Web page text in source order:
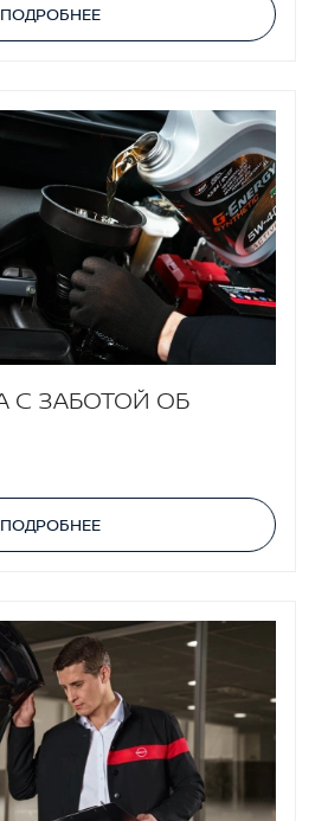
ПОДРОБНЕЕ
С ЗАБОТОЙ ОБ
ПОДРОБНЕЕ